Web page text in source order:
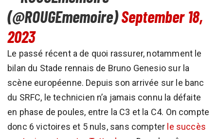
(@ROUGEmemoire)September 18,
2023
Le passé récent a de quoi rassurer, notamment le
bilan du Stade rennais de Bruno Genesio sur la
scène européenne. Depuis son arrivée sur le banc
du SRFC, le technicien n’a jamais connu la défaite
en phase de poules, entre la C3 et la C4. On compte
donc 6 victoires et 5 nuls, sans compter le succès